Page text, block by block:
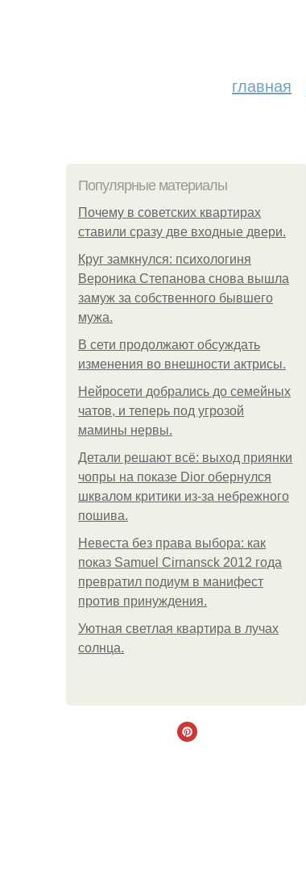
главная
Популярные материалы
Почему в советских квартирах
ставили сразу две входные двери.
Круг замкнулся: психологиня
Вероника Степанова снова вышла
замуж за собственного бывшего
мужа.
В сети продолжают обсуждать
изменения во внешности актрисы.
Нейросети добрались до семейных
чатов, и теперь под угрозой
мамины нервы.
Детали решают всё: выход приянки
чопры на показе Dior обернулся
шквалом критики из-за небрежного
пошива.
Невеста без права выбора: как
показ Samuel Cirnansck 2012 года
превратил подиум в манифест
против принуждения.
Уютная светлая квартира в лучах
солнца.